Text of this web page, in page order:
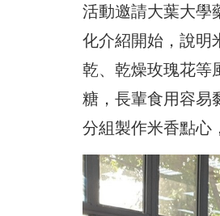
活動邀請大葉大學
化介紹開始，說明
乾、乾燥玫瑰花等
糖，長輩食用容易
分組製作米香點心